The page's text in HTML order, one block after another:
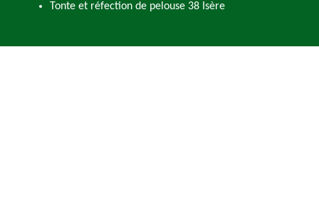
Tonte et réfection de pelouse 38 Isère